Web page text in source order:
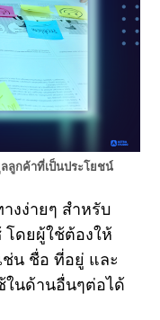
ลูกค้าที่เป็นประโยชน์
งง่ายๆ สำหรับ
ดยผู้ใช้ต้องให้
ช่น ชื่อ ที่อยู่ และ
ในด้านอื่นๆต่อได้